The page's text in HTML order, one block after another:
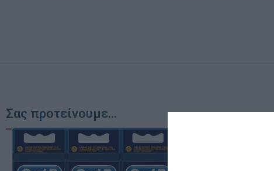
Σας προτείνουμε...